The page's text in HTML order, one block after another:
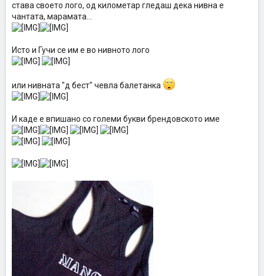
става своето лого, од километар гледаш дека нивна е
чантата, марамата...
Исто и Гучи се им е во нивното лого
или нивната "д бест" чевла балетанка
И каде е впишано со големи букви брендовското име